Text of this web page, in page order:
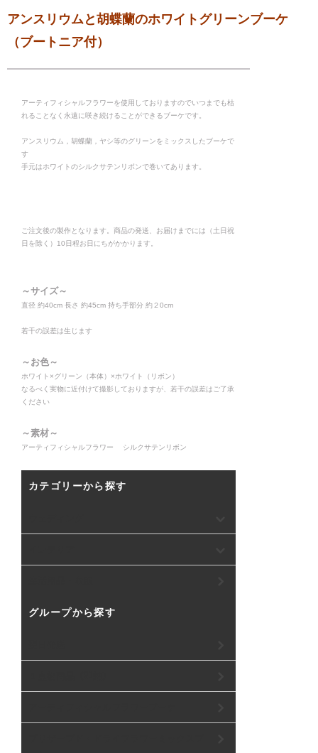
アンスリウムと胡蝶蘭のホワイトグリーンブーケ
（ブートニア付）
アーティフィシャルフラワーを使用しておりますのでいつまでも枯
れることなく永遠に咲き続けることができるブーケです。
アンスリウム，胡蝶蘭，ヤシ等のグリーンをミックスしたブーケで
す
手元はホワイトのシルクサテンリボンで巻いてあります。
ご注文後の製作となります。商品の発送、お届けまでには（土日祝
日を除く）10日程お日にちがかかります。
～サイズ～
直径 約40cm 長さ 約45cm 持ち手部分 約２0cm
若干の誤差は生じます
～お色～
ホワイト×グリーン（本体）×ホワイト（リボン）
なるべく実物に近付けて撮影しておりますが、若干の誤差はご了承
ください
～素材～
アーティフィシャルフラワー シルクサテンリボン
カテゴリーから探す
グループから探す